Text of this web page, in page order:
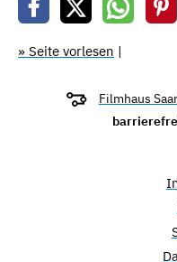
» Seite vorlesen |
Filmhaus